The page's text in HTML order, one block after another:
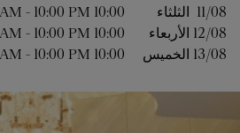
11/08 الثلثاء 10:00 AM
- 10:00 PM
12/08 الأربعاء 10:00 AM
- 10:00 PM
13/08 الخميس 10:00 AM
- 10:00 PM